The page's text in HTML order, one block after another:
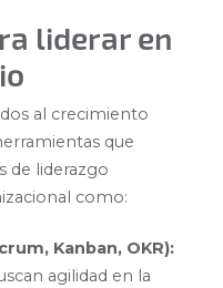
liderar en
al crecimiento
que
de liderazgo
como:
Kanban, OKR):
agilidad en la